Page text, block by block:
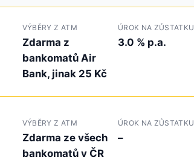
VÝBĚRY Z ATM
Zdarma z
bankomatů Air
Bank, jinak 25 Kč
ÚROK NA ZŮSTATKU
3.0 % p.a.
VÝBĚRY Z ATM
Zdarma ze všech
bankomatů v ČR
ÚROK NA ZŮSTATKU
–